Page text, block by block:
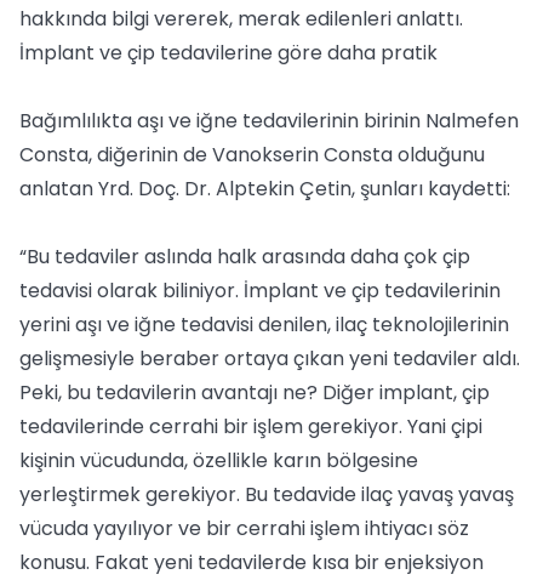
hakkında bilgi vererek, merak edilenleri anlattı.
İmplant ve çip tedavilerine göre daha pratik
Bağımlılıkta aşı ve iğne tedavilerinin birinin Nalmefen
Consta, diğerinin de Vanokserin Consta olduğunu
anlatan Yrd. Doç. Dr. Alptekin Çetin, şunları kaydetti:
“Bu tedaviler aslında halk arasında daha çok çip
tedavisi olarak biliniyor. İmplant ve çip tedavilerinin
yerini aşı ve iğne tedavisi denilen, ilaç teknolojilerinin
gelişmesiyle beraber ortaya çıkan yeni tedaviler aldı.
Peki, bu tedavilerin avantajı ne? Diğer implant, çip
tedavilerinde cerrahi bir işlem gerekiyor. Yani çipi
kişinin vücudunda, özellikle karın bölgesine
yerleştirmek gerekiyor. Bu tedavide ilaç yavaş yavaş
vücuda yayılıyor ve bir cerrahi işlem ihtiyacı söz
konusu. Fakat yeni tedavilerde kısa bir enjeksiyon